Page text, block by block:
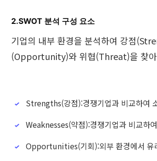
2.SWOT 분석 구성 요소
기업의 내부 환경을 분석하여 강점
(Opportunity)와 위협(Threat)을 찾
Strengths(강점):경쟁기업과 비교하여
Weaknesses(약점):경쟁기업과 비교하
Opportunities(기회):외부 환경에서 유